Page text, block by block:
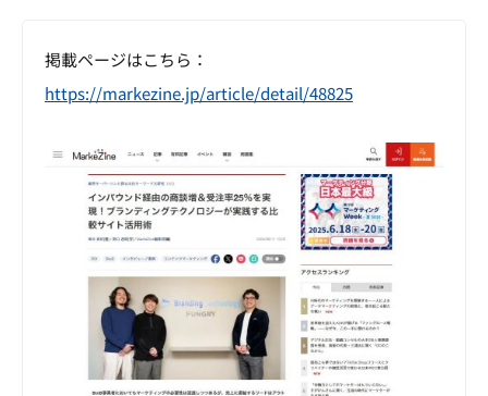
掲載ページはこちら：
https://markezine.jp/article/detail/48825